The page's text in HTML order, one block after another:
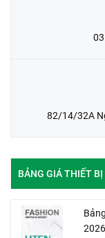
82/14/32A
BẢNG GIÁ THIẾT BỊ
2026